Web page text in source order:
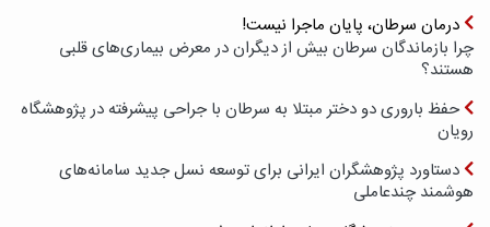
درمان سرطان، پایان ماجرا نیست!
چرا بازماندگان سرطان بیش از دیگران در معرض بیماری‌های قلبی
هستند؟
حفظ باروری دو دختر مبتلا به سرطان با جراحی پیشرفته در پژوهشگاه
رویان
دستاورد پژوهشگران ایرانی برای توسعه نسل جدید سامانه‌های
هوشمند چندعاملی